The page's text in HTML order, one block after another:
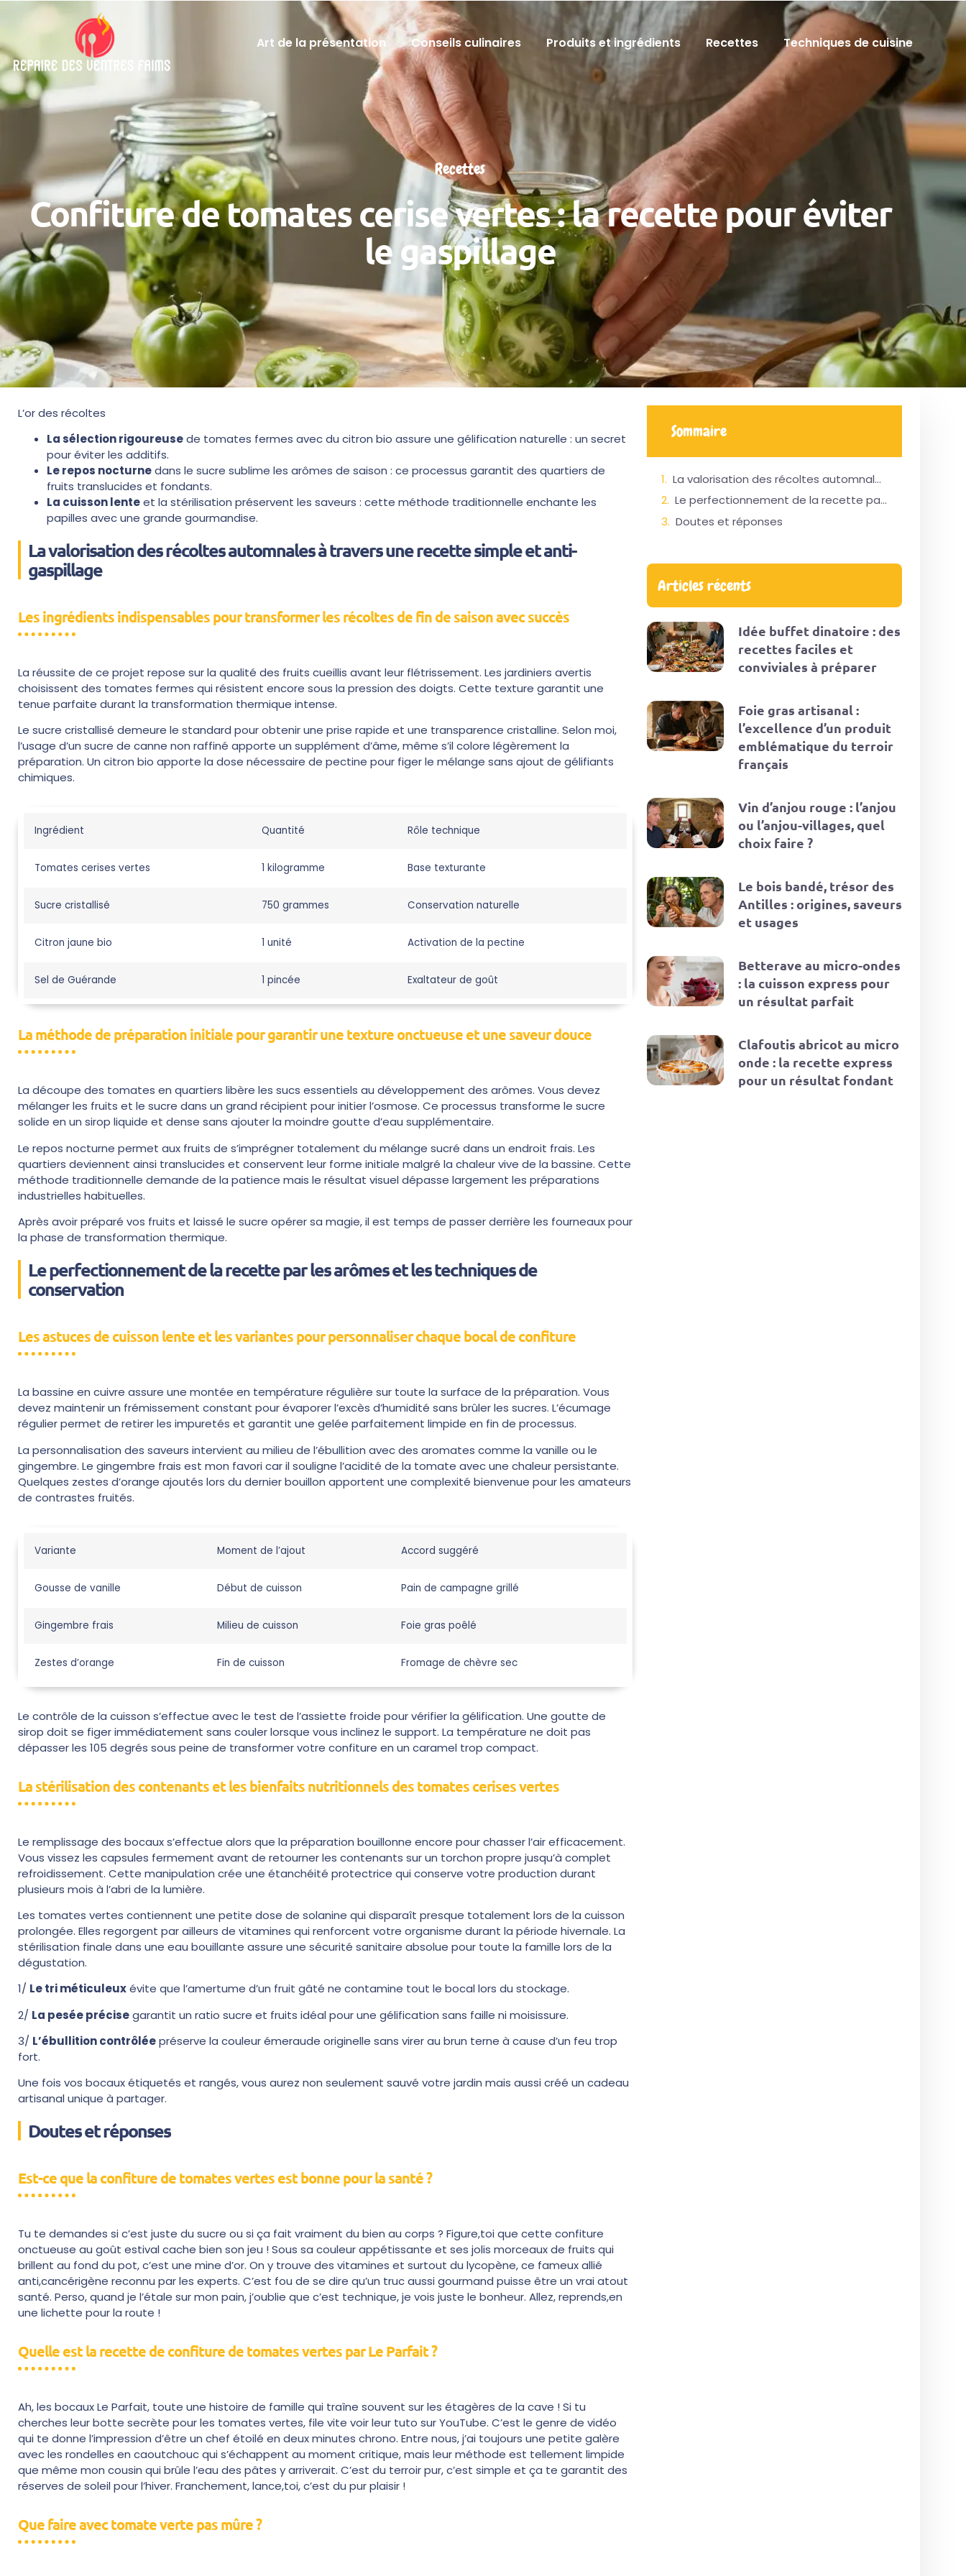
Art de la présentation Conseils culinaires Produits et ingrédients Recettes Techniques de cuisine
Recettes
Confiture de tomates cerise vertes : la recette pour éviter
le gaspillage
L’or des récoltes
La sélection rigoureusede tomates fermes avec du citron bio assure une gélification naturelle : un secret
pour éviter les additifs.
Le repos nocturnedans le sucre sublime les arômes de saison : ce processus garantit des quartiers de
fruits translucides et fondants.
La cuisson lenteet la stérilisation préservent les saveurs : cette méthode traditionnelle enchante les
papilles avec une grande gourmandise.
La valorisation des récoltes automnales à travers une recette simple et anti-
gaspillage
Les ingrédients indispensables pour transformer les récoltes de fin de saison avec succès
La réussite de ce projet repose sur la qualité des fruits cueillis avant leur flétrissement. Les jardiniers avertis
choisissent des tomates fermes qui résistent encore sous la pression des doigts. Cette texture garantit une
tenue parfaite durant la transformation thermique intense.
Le sucre cristallisé demeure le standard pour obtenir une prise rapide et une transparence cristalline. Selon moi,
l’usage d’un sucre de canne non raffiné apporte un supplément d’âme, même s’il colore légèrement la
préparation. Un citron bio apporte la dose nécessaire de pectine pour figer le mélange sans ajout de gélifiants
chimiques.
Ingrédient Quantité Rôle technique
Tomates cerises vertes 1 kilogramme Base texturante
Sucre cristallisé 750 grammes Conservation naturelle
Citron jaune bio 1 unité Activation de la pectine
Sel de Guérande 1 pincée Exaltateur de goût
La méthode de préparation initiale pour garantir une texture onctueuse et une saveur douce
La découpe des tomates en quartiers libère les sucs essentiels au développement des arômes. Vous devez
mélanger les fruits et le sucre dans un grand récipient pour initier l’osmose. Ce processus transforme le sucre
solide en un sirop liquide et dense sans ajouter la moindre goutte d’eau supplémentaire.
Le repos nocturne permet aux fruits de s’imprégner totalement du mélange sucré dans un endroit frais. Les
quartiers deviennent ainsi translucides et conservent leur forme initiale malgré la chaleur vive de la bassine. Cette
méthode traditionnelle demande de la patience mais le résultat visuel dépasse largement les préparations
industrielles habituelles.
Après avoir préparé vos fruits et laissé le sucre opérer sa magie, il est temps de passer derrière les fourneaux pour
la phase de transformation thermique.
Le perfectionnement de la recette par les arômes et les techniques de
conservation
Les astuces de cuisson lente et les variantes pour personnaliser chaque bocal de confiture
La bassine en cuivre assure une montée en température régulière sur toute la surface de la préparation. Vous
devez maintenir un frémissement constant pour évaporer l’excès d’humidité sans brûler les sucres. L’écumage
régulier permet de retirer les impuretés et garantit une gelée parfaitement limpide en fin de processus.
La personnalisation des saveurs intervient au milieu de l’ébullition avec des aromates comme la vanille ou le
gingembre. Le gingembre frais est mon favori car il souligne l’acidité de la tomate avec une chaleur persistante.
Quelques zestes d’orange ajoutés lors du dernier bouillon apportent une complexité bienvenue pour les amateurs
de contrastes fruités.
Variante Moment de l’ajout Accord suggéré
Gousse de vanille Début de cuisson Pain de campagne grillé
Gingembre frais Milieu de cuisson Foie gras poêlé
Zestes d’orange Fin de cuisson Fromage de chèvre sec
Le contrôle de la cuisson s’effectue avec le test de l’assiette froide pour vérifier la gélification. Une goutte de
sirop doit se figer immédiatement sans couler lorsque vous inclinez le support. La température ne doit pas
dépasser les 105 degrés sous peine de transformer votre confiture en un caramel trop compact.
La stérilisation des contenants et les bienfaits nutritionnels des tomates cerises vertes
Le remplissage des bocaux s’effectue alors que la préparation bouillonne encore pour chasser l’air efficacement.
Vous vissez les capsules fermement avant de retourner les contenants sur un torchon propre jusqu’à complet
refroidissement. Cette manipulation crée une étanchéité protectrice qui conserve votre production durant
plusieurs mois à l’abri de la lumière.
Les tomates vertes contiennent une petite dose de solanine qui disparaît presque totalement lors de la cuisson
prolongée. Elles regorgent par ailleurs de vitamines qui renforcent votre organisme durant la période hivernale. La
stérilisation finale dans une eau bouillante assure une sécurité sanitaire absolue pour toute la famille lors de la
dégustation.
1/ Le tri méticuleuxévite que l’amertume d’un fruit gâté ne contamine tout le bocal lors du stockage.
2/ La pesée précisegarantit un ratio sucre et fruits idéal pour une gélification sans faille ni moisissure.
3/ L’ébullition contrôléepréserve la couleur émeraude originelle sans virer au brun terne à cause d’un feu trop
fort.
Une fois vos bocaux étiquetés et rangés, vous aurez non seulement sauvé votre jardin mais aussi créé un cadeau
artisanal unique à partager.
Doutes et réponses
Est-ce que la confiture de tomates vertes est bonne pour la santé ?
Tu te demandes si c’est juste du sucre ou si ça fait vraiment du bien au corps ? Figure,toi que cette confiture
onctueuse au goût estival cache bien son jeu ! Sous sa couleur appétissante et ses jolis morceaux de fruits qui
brillent au fond du pot, c’est une mine d’or. On y trouve des vitamines et surtout du lycopène, ce fameux allié
anti,cancérigène reconnu par les experts. C’est fou de se dire qu’un truc aussi gourmand puisse être un vrai atout
santé. Perso, quand je l’étale sur mon pain, j’oublie que c’est technique, je vois juste le bonheur. Allez, reprends,en
une lichette pour la route !
Quelle est la recette de confiture de tomates vertes par Le Parfait ?
Ah, les bocaux Le Parfait, toute une histoire de famille qui traîne souvent sur les étagères de la cave ! Si tu
cherches leur botte secrète pour les tomates vertes, file vite voir leur tuto sur YouTube. C’est le genre de vidéo
qui te donne l’impression d’être un chef étoilé en deux minutes chrono. Entre nous, j’ai toujours une petite galère
avec les rondelles en caoutchouc qui s’échappent au moment critique, mais leur méthode est tellement limpide
que même mon cousin qui brûle l’eau des pâtes y arriverait. C’est du terroir pur, c’est simple et ça te garantit des
réserves de soleil pour l’hiver. Franchement, lance,toi, c’est du pur plaisir !
Que faire avec tomate verte pas mûre ?
Sommaire
La valorisation des récoltes automnales à travers une recette simple et anti-gaspillage
Le perfectionnement de la recette par les arômes et les techniques de conservation
Doutes et réponses
Articles récents
Idée buffet dinatoire : des
recettes faciles et
conviviales à préparer
Foie gras artisanal :
l’excellence d’un produit
emblématique du terroir
français
Vin d’anjou rouge : l’anjou
ou l’anjou-villages, quel
choix faire ?
Le bois bandé, trésor des
Antilles : origines, saveurs
et usages
Betterave au micro-ondes
: la cuisson express pour
un résultat parfait
Clafoutis abricot au micro
onde : la recette express
pour un résultat fondant